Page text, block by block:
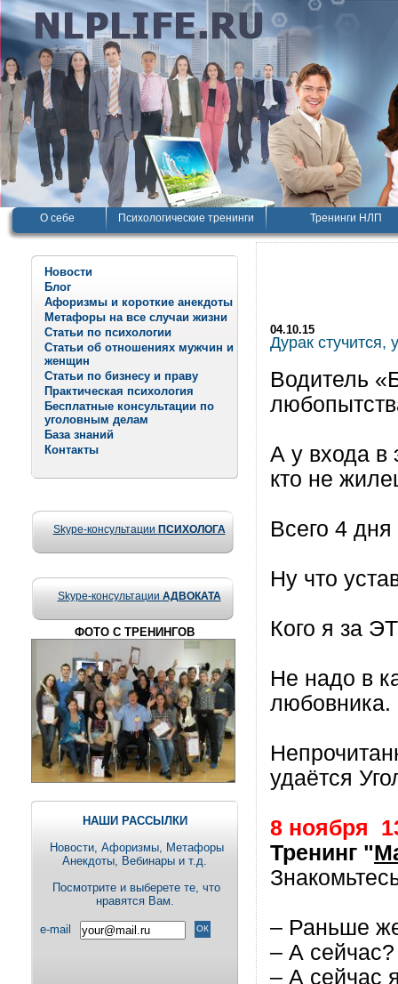
О себе Психологические тренинги Тренинги НЛП
Новости
Блог
Афоризмы и короткие анекдоты
Метафоры на все случаи жизни
Статьи по психологии
Статьи об отношениях мужчин и
женщин
Статьи по бизнесу и праву
Практическая психология
Бесплатные консультации по
уголовным делам
База знаний
Контакты
Skype-консультации ПСИХОЛОГА
Skype-консультации АДВОКАТА
ФОТО С ТРЕНИНГОВ
НАШИ РАССЫЛКИ
Новости, Aфоризмы, Метафоры
Анекдоты, Вебинары и т.д.
Посмотрите и выберете те, что
нравятся Вам.
e-mail
04.10.15
Дурак
Водитель
А у входа в
кто не
Всего 4
Ну что
Кого я за
Не надо в
любовника.
удаётся
8 ноября
Тренинг "
– Раньше
– А сейчас?
– А сейчас